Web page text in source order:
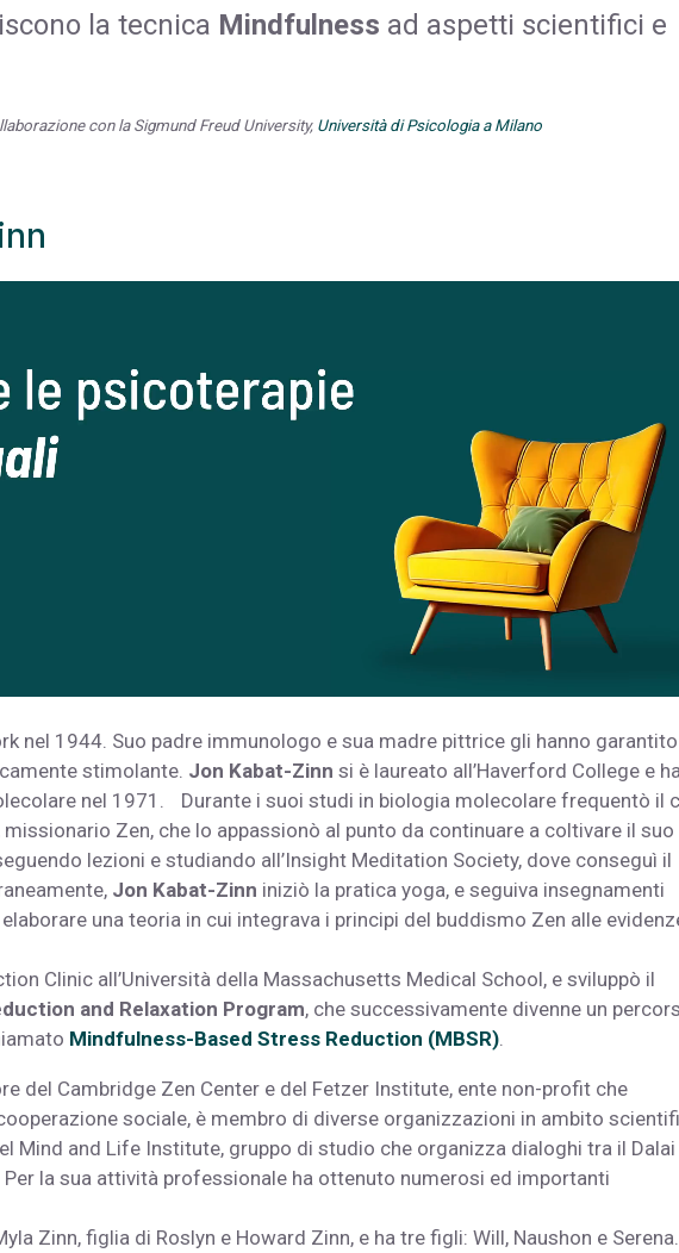
la tecnica Mindfulness ad aspetti scientifici e
con la Sigmund Freud University, Università di Psicologia a Milano
nel 1944. Suo padre immunologo e sua madre pittrice gli hanno
stimolante. Jon Kabat-Zinn si è laureato all’Haverford College e
nel 1971. Durante i suoi studi in biologia molecolare frequentò il
missionario Zen, che lo appassionò al punto da continuare a coltivare il suo
lezioni e studiando all’Insight Meditation Society, dove conseguì il
Jon Kabat-Zinn iniziò la pratica yoga, e seguiva insegnamenti
una teoria in cui integrava i principi del buddismo Zen alle
Clinic all’Università della Massachusetts Medical School, e sviluppò il
and Relaxation Program, che successivamente divenne un
Mindfulness-Based Stress Reduction (MBSR).
del Cambridge Zen Center e del Fetzer Institute, ente non-profit che
sociale, è membro di diverse organizzazioni in ambito
Mind and Life Institute, gruppo di studio che organizza dialoghi tra il Dalai
la sua attività professionale ha ottenuto numerosi ed importanti
Zinn, figlia di Roslyn e Howard Zinn, e ha tre figli: Will, Naushon e Serena.